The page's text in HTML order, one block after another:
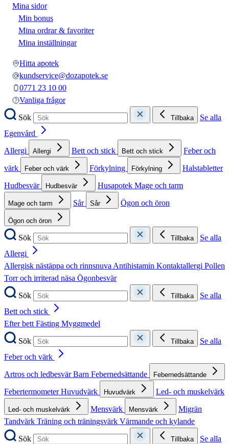
Mina sidor
Min bonus
Mina ordrar & favoriter
Mina inställningar
Hitta apotek
kundservice@dozapotek.se
0771 23 10 00
Vanliga frågor
Sök
Tillbaka
Se alla
Egenvård
Allergi
Allergi Bett och stick Bett och stick
Feber och
värk
Feber och värk Förkylning Förkylning
Halstabletter
Hudbesvär
Hudbesvär Husapotek Mage och tarm
Mage och tarm Sår Sår Ögon och öron
Ögon och öron
Sök Tillbaka
Se alla
Allergi
Allergisk nästäppa och rinnsnuvaAntihistamin Kontaktallergi Pollen
Torr och irriterad näsa Ögonbesvär
Sök
Tillbaka
Se alla
Bett och stick
Efter bettFästing Myggmedel
Sök
Tillbaka
Se alla
Feber och värk
Artros och ledbesvärBarn Febernedsättande Febernedsättande
FebertermometerHuvudvärk Huvudvärk Led- och muskelvärk
Led- och muskelvärk Mensvärk Mensvärk
Migrän
Tandvärk Träning och träningsvärk Värmande och kylande
Sök
Tillbaka
Se alla